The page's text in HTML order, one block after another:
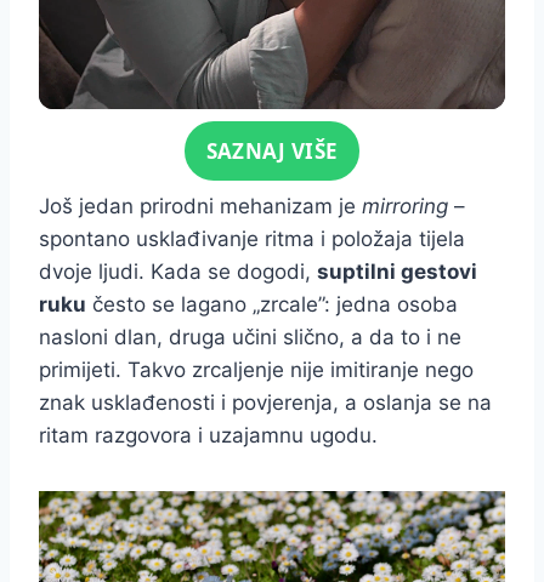
Click for soundSAZNAJ VIŠE
Još jedan prirodni mehanizam je mirroring –
spontano usklađivanje ritma i položaja tijela
dvoje ljudi. Kada se dogodi, suptilni gestovi
ruku često se lagano „zrcale”: jedna osoba
nasloni dlan, druga učini slično, a da to i ne
primijeti. Takvo zrcaljenje nije imitiranje nego
znak usklađenosti i povjerenja, a oslanja se na
ritam razgovora i uzajamnu ugodu.